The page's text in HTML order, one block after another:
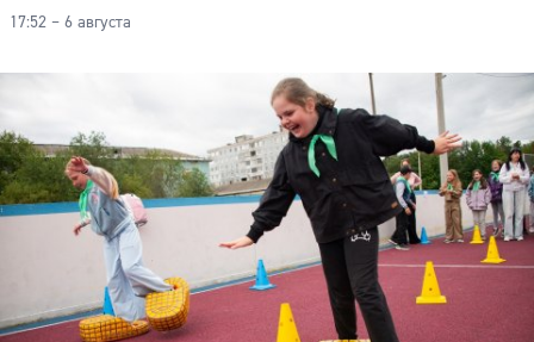
17:52 – 6 августа